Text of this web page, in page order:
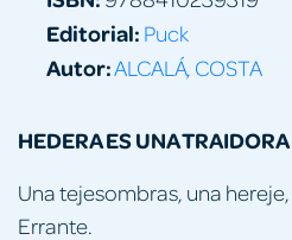
HEDERA ES UNA TRAIDORA
Una tejesombras, una
Errante.
Editorial: Puck
Autor:ALCALÁ, COSTA